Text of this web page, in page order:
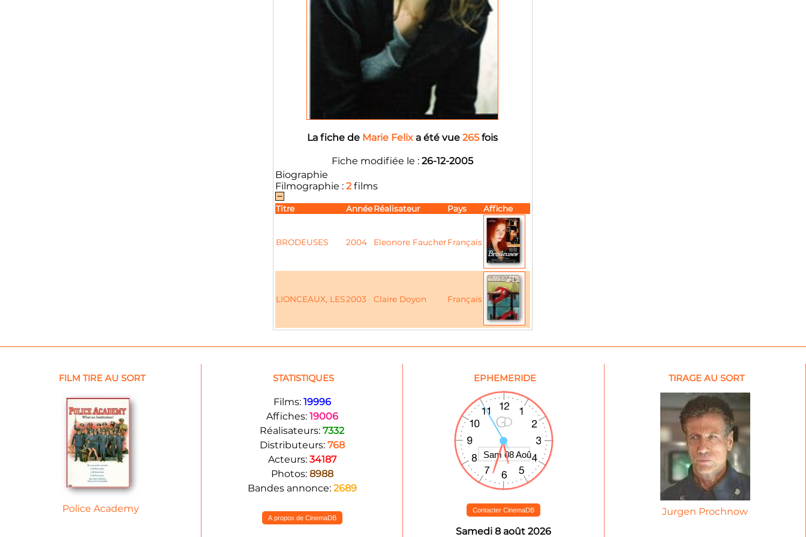
La fiche de Marie Felix a été vue 265 fois
Fiche modifiée le : 26-12-2005
Biographie
Filmographie : 2films
Titre Année Réalisateur Pays Affiche
BRODEUSES 2004 Eleonore Faucher Français
LIONCEAUX, LES2003 Claire Doyon Français
FILM TIRE AU SORT
Police Academy
STATISTIQUES
Films: 19996
Affiches: 19006
Réalisateurs: 7332
Distributeurs: 768
Acteurs: 34187
Photos: 8988
Bandes annonce: 2689
A propos de CinemaDB
EPHEMERIDE
Contacter CinemaDB
Samedi 8 août 2026
TIRAGE AU SORT
Jurgen Prochnow